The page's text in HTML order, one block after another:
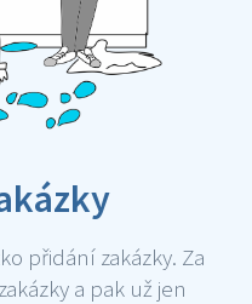
přidání zakázky. Za
a pak už jen